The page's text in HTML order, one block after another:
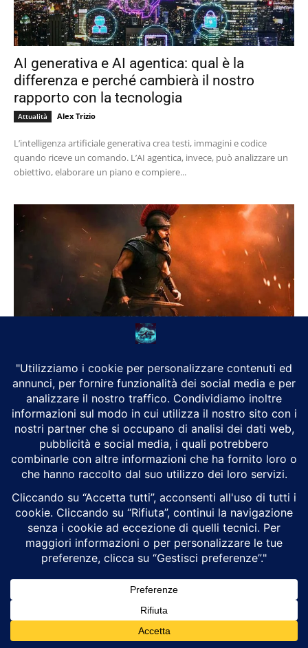
AI generativa e AI agentica: qual è la
differenza e perché cambierà il nostro
rapporto con la tecnologia
Attualità Alex Trizio
L’intelligenza artificiale generativa crea testi, immagini e codice
quando riceve un comando. L’AI agentica, invece, può analizzare un
obiettivo, elaborare un piano e compiere...
Odissea di Nolan diventa un’esca per falsi
streaming che rubano dati e carte
Cybersecurity Laura Antonelli
Siti in più lingue promettono la visione gratuita del film di
Christopher Nolan, ma conducono a moduli che raccolgono
credenziali personali e informazioni bancarie. La...
Morte Fakir a Bologna: corteo al Pilastro,